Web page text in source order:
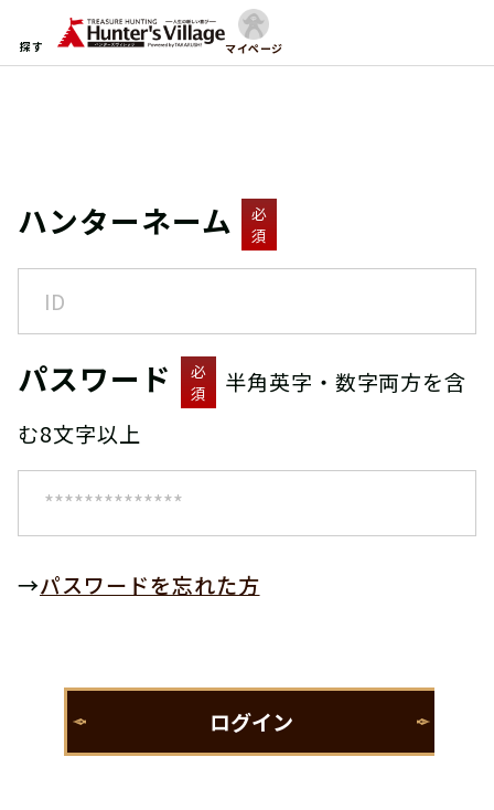
探す マイページ
ハンターネーム
必
須
パスワード
必
須
半角英字・数字両方を含
む8文字以上
→パスワードを忘れた方